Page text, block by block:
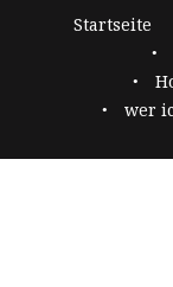
Startseite
wer